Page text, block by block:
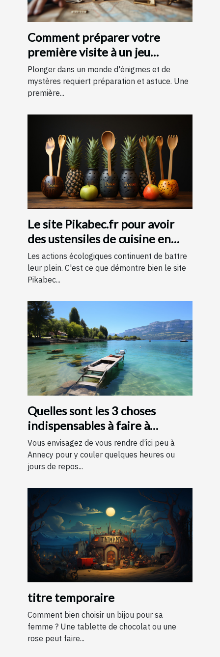
Comment préparer votre
première visite à un jeu
d'évasion : conseils et astuces
pour une expérience
mémorable
Plonger dans un monde d'énigmes et de
mystères requiert préparation et astuce. Une
première...
Le site Pikabec.fr pour avoir
des ustensiles de cuisine en
bois
Les actions écologiques continuent de battre
leur plein. C'est ce que démontre bien le site
Pikabec...
Quelles sont les 3 choses
indispensables à faire à
Annecy ?
Vous envisagez de vous rendre d’ici peu à
Annecy pour y couler quelques heures ou
jours de repos...
titre temporaire
Comment bien choisir un bijou pour sa
femme ? Une tablette de chocolat ou une
rose peut faire...